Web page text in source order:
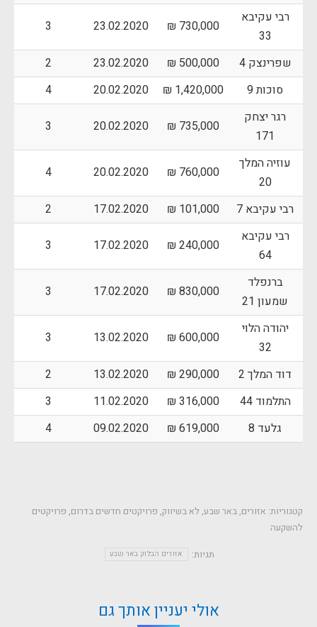
רבי עקיבא
33
730,000 ₪
23.02.2020
3
שפרינצק 4 500,000 ₪
23.02.2020
2
סוכות 9
1,420,000 ₪
20.02.2020
4
רגר יצחק
171
735,000 ₪
20.02.2020
3
עוזיה המלך
20
760,000 ₪
20.02.2020
4
רבי עקיבא 7 101,000 ₪
17.02.2020
2
רבי עקיבא
64
240,000 ₪
17.02.2020
3
ברנפלד
שמעון 21
830,000 ₪
17.02.2020
3
יהודה הלוי
32
600,000 ₪
13.02.2020
3
דוד המלך 2 290,000 ₪
13.02.2020
2
התלמוד 44
316,000 ₪
11.02.2020
3
גלעד 8
619,000 ₪
09.02.2020
4
קטגוריות: אזורים, באר שבע, לא בשיווק, פרויקטים חדשים בדרום, פרויקטים
להשקעה
תגיות:
אזורים הבלוק באר שבע
אולי יעניין אותך גם